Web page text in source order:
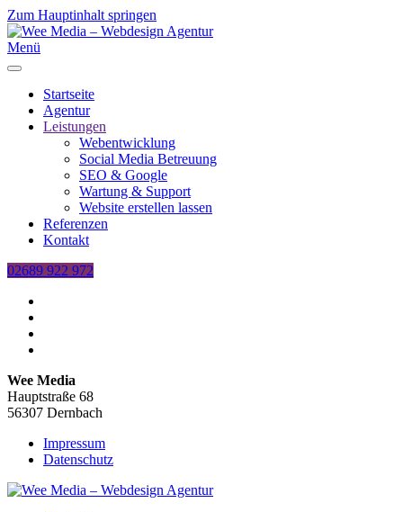
Zum Hauptinhalt springen
Menü
Startseite
Agentur
Leistungen
Webentwicklung
Social Media Betreuung
SEO & Google
Wartung & Support
Website erstellen lassen
Referenzen
Kontakt
02689 922 972
Wee Media
Hauptstraße 68
56307 Dernbach
Impressum
Datenschutz